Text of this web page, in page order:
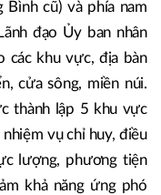
Bình cũ) và phía nam
đạo Ủy ban nhân
các khu vực, địa bàn
cửa sông, miền núi.
thành lập 5 khu vực
vụ chỉ huy, điều
lượng, phương tiện
khả năng ứng phó